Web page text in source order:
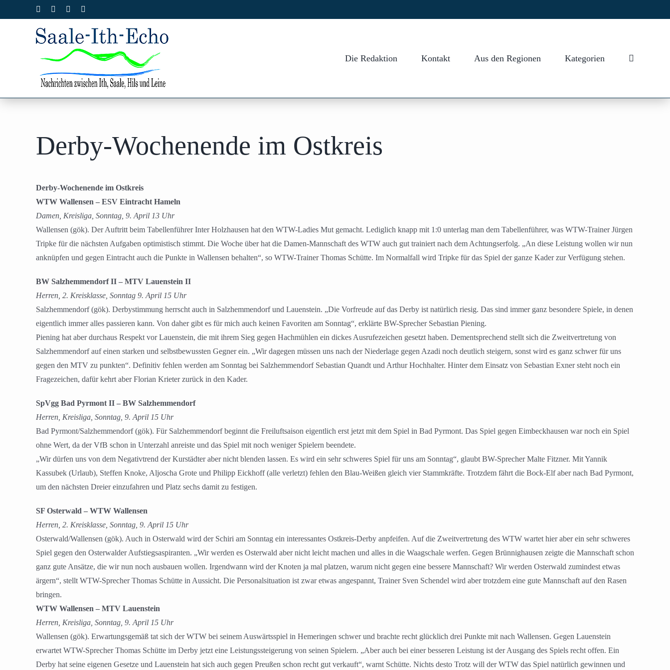
Inhalt
Facebook Instagram
Die Redaktion Kontakt Aus den Regionen Kategorien
Derby-Wochenende im Ostkreis
Derby-Wochenende im Ostkreis
WTW Wallensen – ESV Eintracht Hameln
Damen, Kreisliga, Sonntag, 9. April 13 Uhr
Wallensen (gök). Der Auftritt beim Tabellenführer Inter Holzhausen hat den WTW-Ladies Mut gemacht. Lediglich knapp mit 1:0 unterlag man dem Tabellenführer, was WTW-Trainer Jürgen
Tripke für die nächsten Aufgaben optimistisch stimmt. Die Woche über hat die Damen-Mannschaft des WTW auch gut trainiert nach dem Achtungserfolg. „An diese Leistung wollen wir nun
anknüpfen und gegen Eintracht auch die Punkte in Wallensen behalten“, so WTW-Trainer Thomas Schütte. Im Normalfall wird Tripke für das Spiel der ganze Kader zur Verfügung stehen.
BW Salzhemmendorf II – MTV Lauenstein II
Herren, 2. Kreisklasse, Sonntag 9. April 15 Uhr
Salzhemmendorf (gök). Derbystimmung herrscht auch in Salzhemmendorf und Lauenstein. „Die Vorfreude auf das Derby ist natürlich riesig. Das sind immer ganz besondere Spiele, in denen
eigentlich immer alles passieren kann. Von daher gibt es für mich auch keinen Favoriten am Sonntag“, erklärte BW-Sprecher Sebastian Piening.
Piening hat aber durchaus Respekt vor Lauenstein, die mit ihrem Sieg gegen Hachmühlen ein dickes Ausrufezeichen gesetzt haben. Dementsprechend stellt sich die Zweitvertretung von
Salzhemmendorf auf einen starken und selbstbewussten Gegner ein. „Wir dagegen müssen uns nach der Niederlage gegen Azadi noch deutlich steigern, sonst wird es ganz schwer für uns
gegen den MTV zu punkten“. Definitiv fehlen werden am Sonntag bei Salzhemmendorf Sebastian Quandt und Arthur Hochhalter. Hinter dem Einsatz von Sebastian Exner steht noch ein
Fragezeichen, dafür kehrt aber Florian Krieter zurück in den Kader.
SpVgg Bad Pyrmont II – BW Salzhemmendorf
Herren, Kreisliga, Sonntag, 9. April 15 Uhr
Bad Pyrmont/Salzhemmendorf (gök). Für Salzhemmendorf beginnt die Freiluftsaison eigentlich erst jetzt mit dem Spiel in Bad Pyrmont. Das Spiel gegen Eimbeckhausen war noch ein Spiel
ohne Wert, da der VfB schon in Unterzahl anreiste und das Spiel mit noch weniger Spielern beendete.
„Wir dürfen uns von dem Negativtrend der Kurstädter aber nicht blenden lassen. Es wird ein sehr schweres Spiel für uns am Sonntag“, glaubt BW-Sprecher Malte Fitzner. Mit Yannik
Kassubek (Urlaub), Steffen Knoke, Aljoscha Grote und Philipp Eickhoff (alle verletzt) fehlen den Blau-Weißen gleich vier Stammkräfte. Trotzdem fährt die Bock-Elf aber nach Bad Pyrmont,
um den nächsten Dreier einzufahren und Platz sechs damit zu festigen.
SF Osterwald – WTW Wallensen
Herren, 2. Kreisklasse, Sonntag, 9. April 15 Uhr
Osterwald/Wallensen (gök). Auch in Osterwald wird der Schiri am Sonntag ein interessantes Ostkreis-Derby anpfeifen. Auf die Zweitvertretung des WTW wartet hier aber ein sehr schweres
Spiel gegen den Osterwalder Aufstiegsaspiranten. „Wir werden es Osterwald aber nicht leicht machen und alles in die Waagschale werfen. Gegen Brünnighausen zeigte die Mannschaft schon
ganz gute Ansätze, die wir nun noch ausbauen wollen. Irgendwann wird der Knoten ja mal platzen, warum nicht gegen eine bessere Mannschaft? Wir werden Osterwald zumindest etwas
ärgern“, stellt WTW-Sprecher Thomas Schütte in Aussicht. Die Personalsituation ist zwar etwas angespannt, Trainer Sven Schendel wird aber trotzdem eine gute Mannschaft auf den Rasen
bringen.
WTW Wallensen – MTV Lauenstein
Herren, Kreisliga, Sonntag, 9. April 15 Uhr
Wallensen (gök). Erwartungsgemäß tat sich der WTW bei seinem Auswärtsspiel in Hemeringen schwer und brachte recht glücklich drei Punkte mit nach Wallensen. Gegen Lauenstein
erwartet WTW-Sprecher Thomas Schütte im Derby jetzt eine Leistungssteigerung von seinen Spielern. „Aber auch bei einer besseren Leistung ist der Ausgang des Spiels recht offen. Ein
Derby hat seine eigenen Gesetze und Lauenstein hat sich auch gegen Preußen schon recht gut verkauft“, warnt Schütte. Nichts desto Trotz will der WTW das Spiel natürlich gewinnen und